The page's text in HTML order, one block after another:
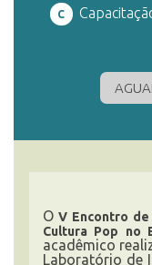
C
OV Encontro de
Cultura Pop no
acadêmico
Laboratório de